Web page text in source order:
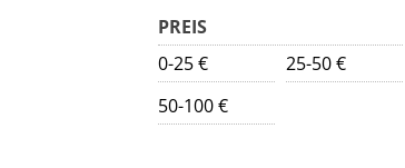
PREIS
0-25 €
25-50 €
50-100 €